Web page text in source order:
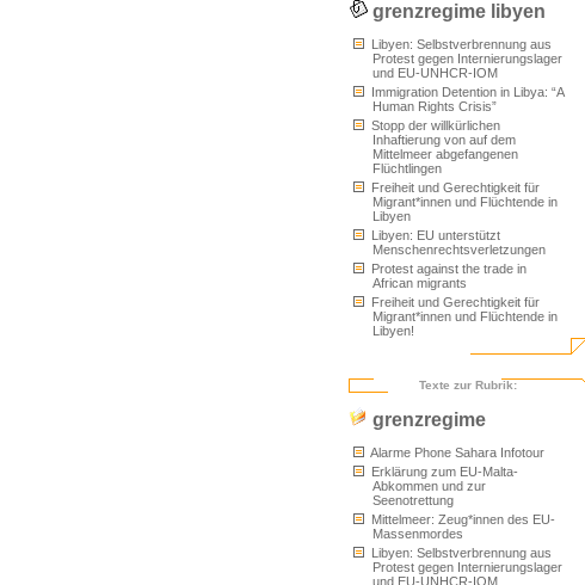
grenzregime libyen
Libyen: Selbstverbrennung aus
Protest gegen Internierungslager
und EU-UNHCR-IOM
Immigration Detention in Libya: “A
Human Rights Crisis”
Stopp der willkürlichen
Inhaftierung von auf dem
Mittelmeer abgefangenen
Flüchtlingen
Freiheit und Gerechtigkeit für
Migrant*innen und Flüchtende in
Libyen
Libyen: EU unterstützt
Menschenrechtsverletzungen
Protest against the trade in
African migrants
Freiheit und Gerechtigkeit für
Migrant*innen und Flüchtende in
Libyen!
Texte zur Rubrik:
grenzregime
Alarme Phone Sahara Infotour
Erklärung zum EU-Malta-
Abkommen und zur
Seenotrettung
Mittelmeer: Zeug*innen des EU-
Massenmordes
Libyen: Selbstverbrennung aus
Protest gegen Internierungslager
und EU-UNHCR-IOM